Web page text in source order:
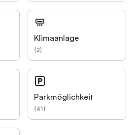
Klimaanlage
(2)
Parkmöglichkeit
(41)